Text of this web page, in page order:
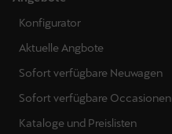
Konfigurator
Aktuelle Angbote
Sofort verfügbare Neuwagen
Sofort verfügbare Occasionen
Kataloge und Preislisten